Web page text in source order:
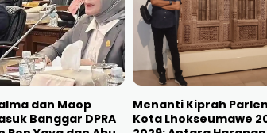
dan Maop
Banggar DPRA
Menanti Kiprah
Kota Lhokseumawe